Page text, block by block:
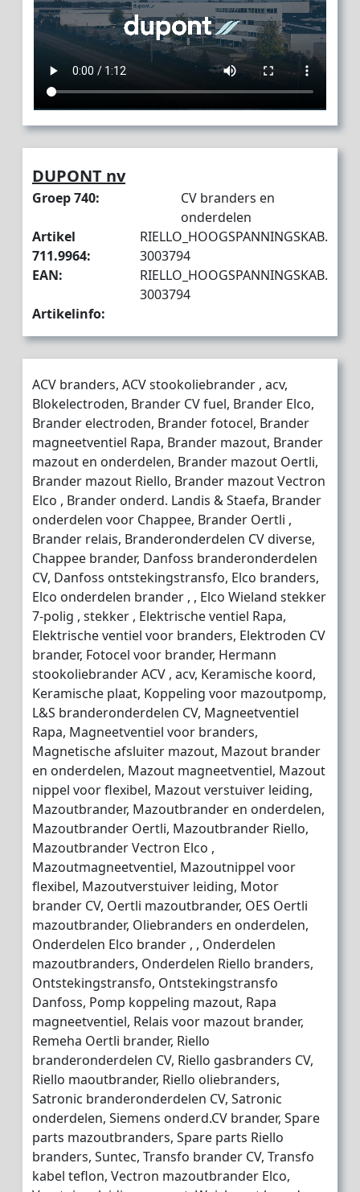
DUPONT nv
Groep 740:
CV branders en
onderdelen
Artikel
711.9964:
RIELLO_HOOGSPANNINGSKAB.
3003794
EAN:
RIELLO_HOOGSPANNINGSKAB.
3003794
Artikelinfo:
ACV branders, ACV stookoliebrander , acv,
Blokelectroden, Brander CV fuel, Brander Elco,
Brander electroden, Brander fotocel, Brander
magneetventiel Rapa, Brander mazout, Brander
mazout en onderdelen, Brander mazout Oertli,
Brander mazout Riello, Brander mazout Vectron
Elco , Brander onderd. Landis & Staefa, Brander
onderdelen voor Chappee, Brander Oertli ,
Brander relais, Branderonderdelen CV diverse,
Chappee brander, Danfoss branderonderdelen
CV, Danfoss ontstekingstransfo, Elco branders,
Elco onderdelen brander , , Elco Wieland stekker
7-polig , stekker , Elektrische ventiel Rapa,
Elektrische ventiel voor branders, Elektroden CV
brander, Fotocel voor brander, Hermann
stookoliebrander ACV , acv, Keramische koord,
Keramische plaat, Koppeling voor mazoutpomp,
L&S branderonderdelen CV, Magneetventiel
Rapa, Magneetventiel voor branders,
Magnetische afsluiter mazout, Mazout brander
en onderdelen, Mazout magneetventiel, Mazout
nippel voor flexibel, Mazout verstuiver leiding,
Mazoutbrander, Mazoutbrander en onderdelen,
Mazoutbrander Oertli, Mazoutbrander Riello,
Mazoutbrander Vectron Elco ,
Mazoutmagneetventiel, Mazoutnippel voor
flexibel, Mazoutverstuiver leiding, Motor
brander CV, Oertli mazoutbrander, OES Oertli
mazoutbrander, Oliebranders en onderdelen,
Onderdelen Elco brander , , Onderdelen
mazoutbranders, Onderdelen Riello branders,
Ontstekingstransfo, Ontstekingstransfo
Danfoss, Pomp koppeling mazout, Rapa
magneetventiel, Relais voor mazout brander,
Remeha Oertli brander, Riello
branderonderdelen CV, Riello gasbranders CV,
Riello maoutbrander, Riello oliebranders,
Satronic branderonderdelen CV, Satronic
onderdelen, Siemens onderd.CV brander, Spare
parts mazoutbranders, Spare parts Riello
branders, Suntec, Transfo brander CV, Transfo
kabel teflon, Vectron mazoutbrander Elco,